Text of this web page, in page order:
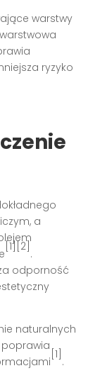
warstwy
ryzyko
a
[1][2]
.
odporność
naturalnych
[1]
.